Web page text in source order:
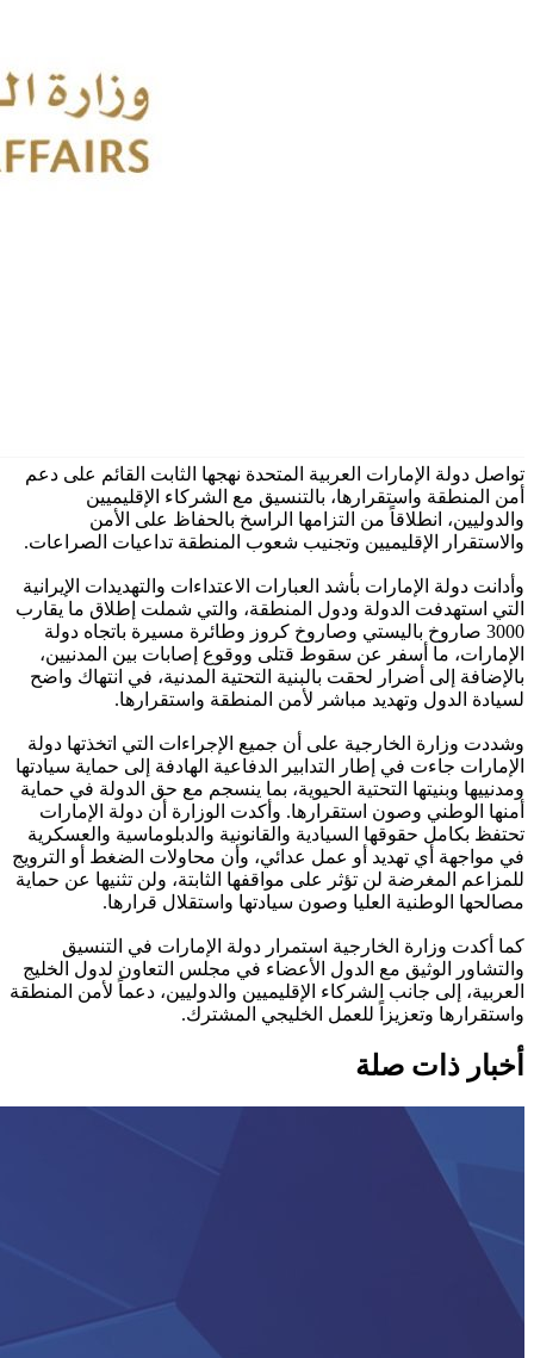
تواصل دولة الإمارات العربية المتحدة نهجها الثابت القائم على دعم
أمن المنطقة واستقرارها، بالتنسيق مع الشركاء الإقليميين
والدوليين، انطلاقاً من التزامها الراسخ بالحفاظ على الأمن
والاستقرار الإقليميين وتجنيب شعوب المنطقة تداعيات الصراعات.
وأدانت دولة الإمارات بأشد العبارات الاعتداءات والتهديدات الإيرانية
التي استهدفت الدولة ودول المنطقة، والتي شملت إطلاق ما يقارب
3000 صاروخ باليستي وصاروخ كروز وطائرة مسيرة باتجاه دولة
الإمارات، ما أسفر عن سقوط قتلى ووقوع إصابات بين المدنيين،
بالإضافة إلى أضرار لحقت بالبنية التحتية المدنية، في انتهاك واضح
لسيادة الدول وتهديد مباشر لأمن المنطقة واستقرارها.
وشددت وزارة الخارجية على أن جميع الإجراءات التي اتخذتها دولة
الإمارات جاءت في إطار التدابير الدفاعية الهادفة إلى حماية سيادتها
ومدنييها وبنيتها التحتية الحيوية، بما ينسجم مع حق الدولة في حماية
أمنها الوطني وصون استقرارها. وأكدت الوزارة أن دولة الإمارات
تحتفظ بكامل حقوقها السيادية والقانونية والدبلوماسية والعسكرية
في مواجهة أي تهديد أو عمل عدائي، وأن محاولات الضغط أو الترويج
للمزاعم المغرضة لن تؤثر على مواقفها الثابتة، ولن تثنيها عن حماية
مصالحها الوطنية العليا وصون سيادتها واستقلال قرارها.
كما أكدت وزارة الخارجية استمرار دولة الإمارات في التنسيق
والتشاور الوثيق مع الدول الأعضاء في مجلس التعاون لدول الخليج
العربية، إلى جانب الشركاء الإقليميين والدوليين، دعماً لأمن المنطقة
واستقرارها وتعزيزاً للعمل الخليجي المشترك.
أخبار ذات صلة